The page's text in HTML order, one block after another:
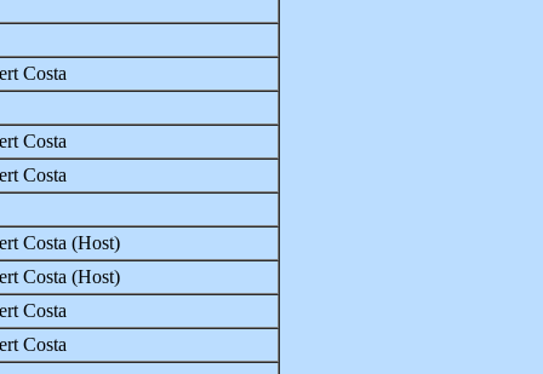
Costa
Costa
Costa
Costa (Host)
Costa (Host)
Costa
Costa